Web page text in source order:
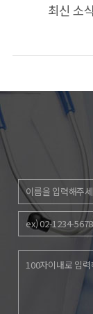
최신 소